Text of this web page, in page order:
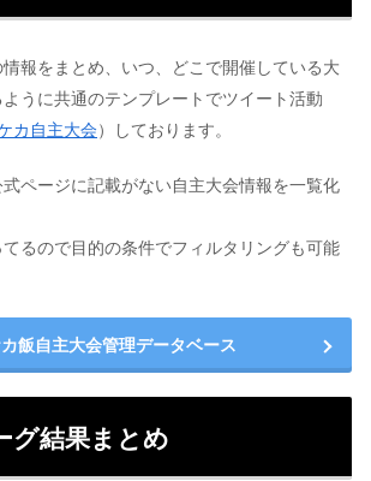
報をまとめ、いつ、どこで開催している大
うに共通のテンプレートでツイート活動
カ自主大会）しております。
ページに記載がない自主大会情報を一覧化
るので目的の条件でフィルタリングも可能
飯自主大会管理データベース
グ結果まとめ